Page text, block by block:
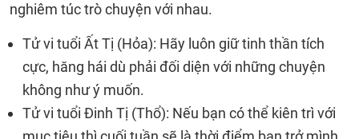
nghiêm túc trò chuyện với nhau.
Tử vi tuổi Ất Tị (Hỏa): Hãy luôn giữ tinh thần tích
cực, hăng hái dù phải đối diện với những chuyện
không như ý muốn.
Tử vi tuổi Đinh Tị (Thổ): Nếu bạn có thể kiên trì với